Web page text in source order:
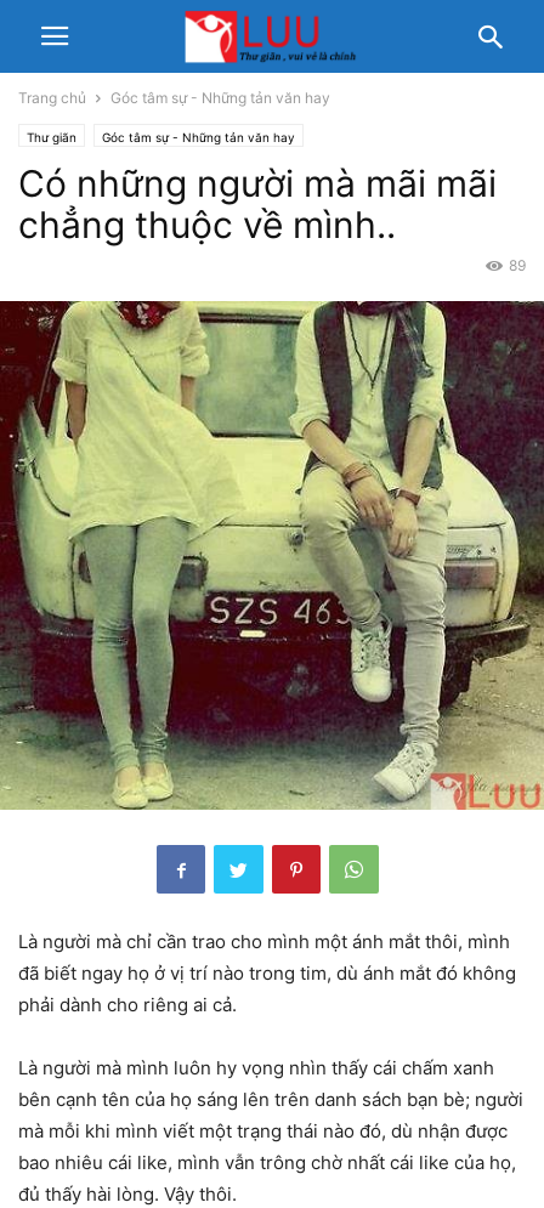
Trang chủ Góc tâm sự - Những tản văn hay
Thư giãn Góc tâm sự - Những tản văn hay
Có những người mà mãi mãi
chẳng thuộc về mình..
89
Là người mà chỉ cần trao cho mình một ánh mắt thôi, mình
đã biết ngay họ ở vị trí nào trong tim, dù ánh mắt đó không
phải dành cho riêng ai cả.
Là người mà mình luôn hy vọng nhìn thấy cái chấm xanh
bên cạnh tên của họ sáng lên trên danh sách bạn bè; người
mà mỗi khi mình viết một trạng thái nào đó, dù nhận được
bao nhiêu cái like, mình vẫn trông chờ nhất cái like của họ,
đủ thấy hài lòng. Vậy thôi.